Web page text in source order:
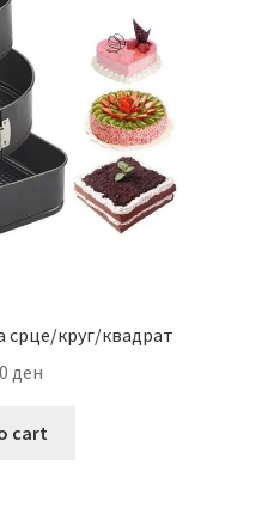
срце/круг/квадрат
ден
cart